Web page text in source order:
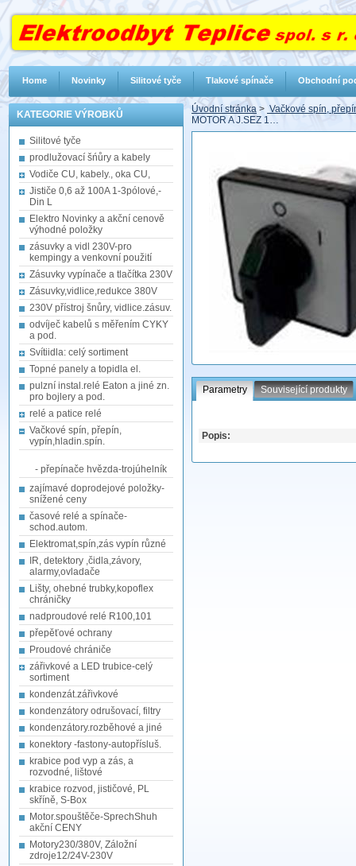
KATEGORIE VÝROBKŮ
Silitové tyče
prodlužovací šńůry a kabely
Vodiče CU, kabely., oka CU,
Jističe 0,6 až 100A 1-3pólové,-
Din L
Elektro Novinky a akční cenově
výhodné položky
zásuvky a vidl 230V-pro
kempingy a venkovní použití
Zásuvky vypínače a tlačítka 230V
Zásuvky,vidlice,redukce 380V
230V přístroj šnůry, vidlice.zásuv.
odvíječ kabelů s měřením CYKY
a pod.
Svítiidla: celý sortiment
Topné panely a topidla el.
pulzní instal.relé Eaton a jiné zn.
pro bojlery a pod.
relé a patice relé
Vačkové spín, přepín,
vypín,hladin.spín.
- přepínače hvězda-trojúhelník
zajímavé doprodejové položky-
snížené ceny
časové relé a spínače-
schod.autom.
Elektromat,spín,zás vypín různé
IR, detektory ,čidla,závory,
alarmy,ovladače
Lišty, ohebné trubky,kopoflex
chráničky
nadproudové relé R100,101
přepěťové ochrany
Proudové chrániče
zářivkové a LED trubice-celý
sortiment
kondenzát.zářivkové
kondenzátory odrušovací, filtry
kondenzátory.rozběhové a jiné
konektory -fastony-autopřísluš.
krabice pod vyp a zás, a
rozvodné, lištové
krabice rozvod, jističové, PL
skříně, S-Box
Motor.spouštěče-SprechShuh
akční CENY
Motory230/380V, Záložní
zdroje12/24V-230V
Úvodní stránka > Vačkové spín,
MOTOR A J.SEZ 1…
Parametry Související produkty
Popis:
Home Novinky Silitové tyče Tlakové spínače Obchodní